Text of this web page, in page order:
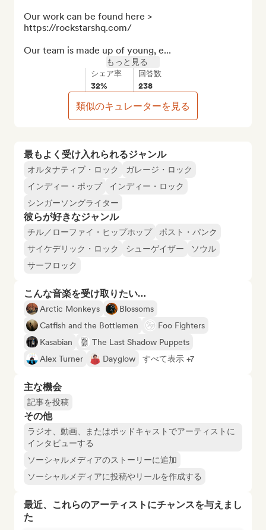
最もよく受け入れられるジャンル
オルタナティブ・ロック
ガレージ・ロック
インディー・ポップ
インディー・ロック
シンガーソングライター
彼らが好きなジャンル
チル／ローファイ・ヒップホップ
ポスト・パンク
サイケデリック・ロック
シューゲイザー
ソウル
サーフロック
こんな音楽を受け取りたい…
Arctic Monkeys
Blossoms
Catfish and the Bottlemen
Foo Fighters
Kasabian
The Last Shadow Puppets
Alex Turner
Dayglow すべて表示 +7
主な機会
記事を投稿
その他
ラジオ、動画、またはポッドキャストでアーティストに
インタビューする
ソーシャルメディアのストーリーに追加
ソーシャルメディアに投稿やリールを作成する
最近、これらのアーティストにチャンスを与えまし
た
Our work can be found here >
https://rockstarshq.com/
Our team is made up of young, e...
もっと見る
シェア率
32%
回答数
238
類似のキュレーターを見る